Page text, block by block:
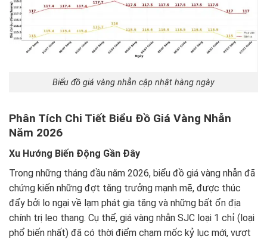
Biểu đồ giá vàng nhẫn cập nhật hàng ngày
Phân Tích Chi Tiết Biểu Đồ Giá Vàng Nhẫn
Năm 2026
Xu Hướng Biến Động Gần Đây
Trong những tháng đầu năm 2026, biểu đồ giá vàng nhẫn đã
chứng kiến những đợt tăng trưởng mạnh mẽ, được thúc
đẩy bởi lo ngại về lạm phát gia tăng và những bất ổn địa
chính trị leo thang. Cụ thể, giá vàng nhẫn SJC loại 1 chỉ (loại
phổ biến nhất) đã có thời điểm chạm mốc kỷ lục mới, vượt